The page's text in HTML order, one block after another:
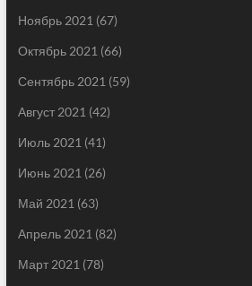
Ноябрь 2021 (67)
Октябрь 2021 (66)
Сентябрь 2021 (59)
Август 2021 (42)
Июль 2021 (41)
Июнь 2021 (26)
Май 2021 (63)
Апрель 2021 (82)
Март 2021 (78)